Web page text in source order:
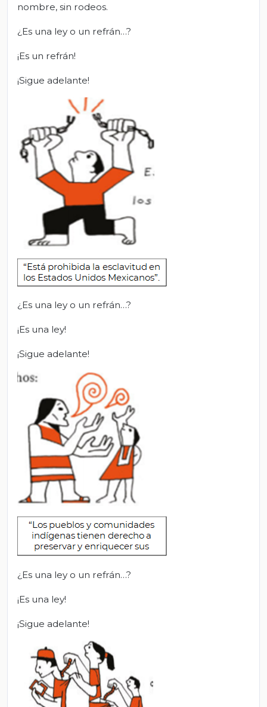
nombre, sin rodeos.
¿Es una ley o un refrán…?
¡Es un refrán!
¡Sigue adelante!
¿Es una ley o un refrán…?
¡Es una ley!
¡Sigue adelante!
¿Es una ley o un refrán…?
¡Es una ley!
¡Sigue adelante!